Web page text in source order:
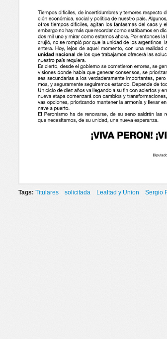
Tags: Titulares solicitada Lealtad y Union Sergio